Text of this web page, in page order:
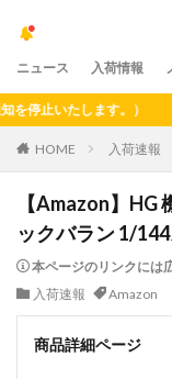
ニュース 入荷情報
いたします。）
HOME 入荷速報
【Amazon】HG
ックバラン 1/
本ページのリンクには
入荷速報
Amazon
商品詳細ページ